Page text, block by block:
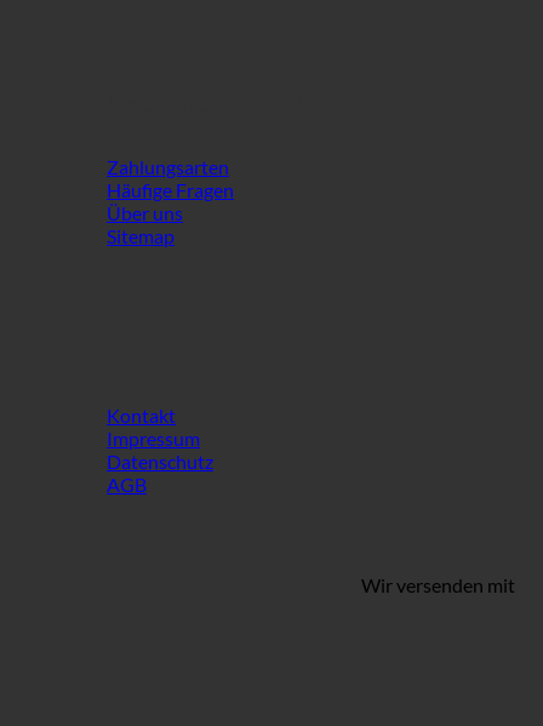
Zahlungsarten
Häufige Fragen
Über uns
Sitemap
Kontakt
Impressum
Datenschutz
AGB
Wir versenden mit